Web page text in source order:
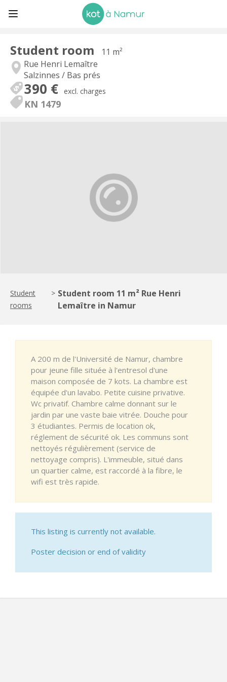
Student room
11 m²
Rue Henri Lemaître
Salzinnes / Bas prés
390 € excl. charges
KN 1479
Student
rooms
> Student room 11 m² Rue Henri
Lemaître in Namur
A 200 m de l'Université de Namur, chambre
pour jeune fille située à l'entresol d'une
maison composée de 7 kots. La chambre est
équipée d'un lavabo. Petite cuisine privative.
Wc privatif. Chambre calme donnant sur le
jardin par une vaste baie vitrée. Douche pour
3 étudiantes. Permis de location ok,
réglement de sécurité ok. Les communs sont
nettoyés régulièrement (service de
nettoyage compris). L'immeuble, situé dans
un quartier calme, est raccordé à la fibre, le
wifi est très rapide.
This listing is currently not available.
Poster decision or end of validity